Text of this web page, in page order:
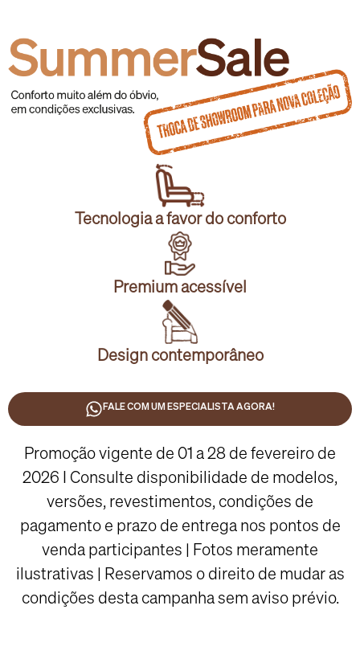
Tecnologia a favor do conforto
Premium acessível
Design contemporâneo
FALE COM UM ESPECIALISTA AGORA!
Promoção vigente de 01 a 28 de fevereiro de
2026 I Consulte disponibilidade de modelos,
versões, revestimentos, condições de
pagamento e prazo de entrega nos pontos de
venda participantes | Fotos meramente
ilustrativas | Reservamos o direito de mudar as
condições desta campanha sem aviso prévio.